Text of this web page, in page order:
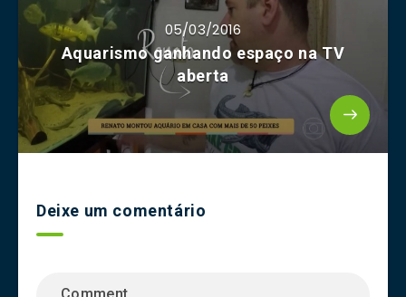
05/03/2016
Aquarismo ganhando espaço na TV
aberta
Deixe um comentário